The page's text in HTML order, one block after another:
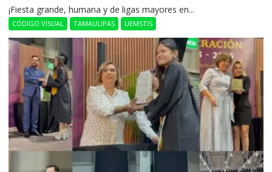
​¡Fiesta grande, humana y de ligas mayores en...
CÓDIGO VISUAL TAMAULIPAS UEMSTIS